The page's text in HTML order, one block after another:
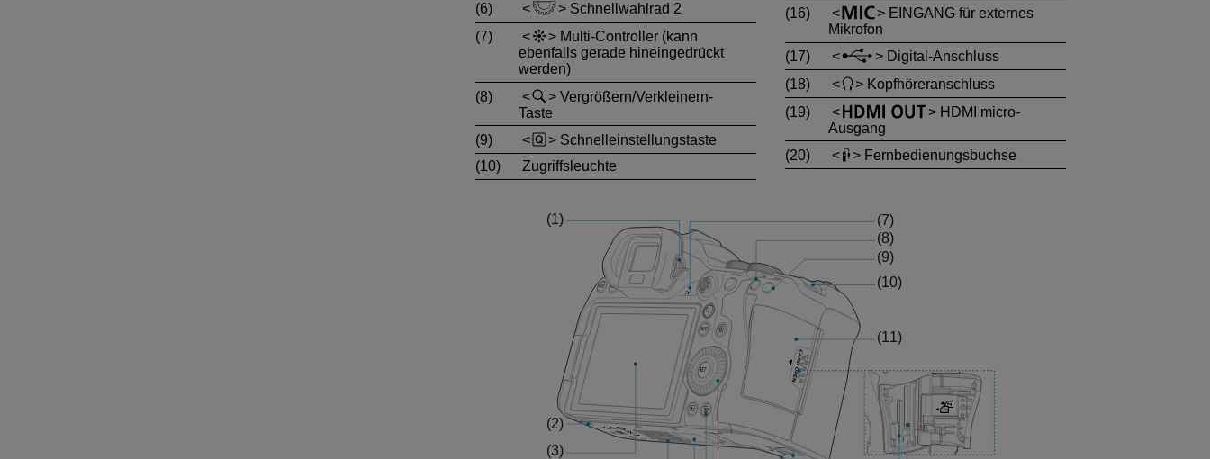
(6)
Schnellwahlrad 2
(7)
Multi-Controller (kann
ebenfalls gerade hineingedrückt
werden)
(8)
Vergrößern/Verkleinern-
Taste
(9)
Schnelleinstellungstaste
(10)
Zugriffsleuchte
(16)
EINGANG für externes
Mikrofon
(17)
Digital-Anschluss
(18)
Kopfhöreranschluss
(19)
HDMI micro-
Ausgang
(20)
Fernbedienungsbuchse